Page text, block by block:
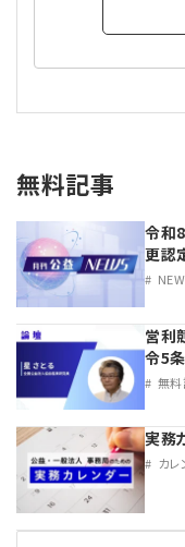
無料記事
令和
更認
営利
令5
無
実務
カレ